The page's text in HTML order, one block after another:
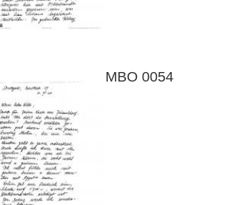
MBO 0054